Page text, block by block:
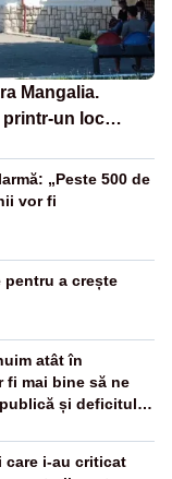
Mangalia.
printr-un loc
„Peste 500 de
vor fi
pentru a crește
atât în
fi mai bine să ne
și deficitul
i-au criticat